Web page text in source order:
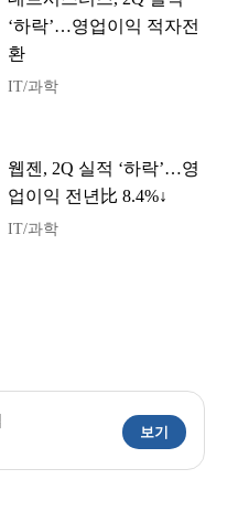
‘하락’…영업이익 적자전
환
IT/과학
웹젠, 2Q 실적 ‘하락’…영
업이익 전년比 8.4%↓
IT/과학
보기